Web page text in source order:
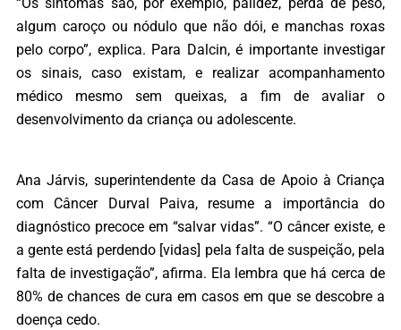
algum caroço ou nódulo que não dói, e manchas roxas
pelo corpo”, explica. Para Dalcin, é importante investigar
os sinais, caso existam, e realizar acompanhamento
médico mesmo sem queixas, a fim de avaliar o
desenvolvimento da criança ou adolescente.
Ana Járvis, superintendente da Casa de Apoio à Criança
com Câncer Durval Paiva, resume a importância do
diagnóstico precoce em “salvar vidas”. “O câncer existe, e
a gente está perdendo [vidas] pela falta de suspeição, pela
falta de investigação”, afirma. Ela lembra que há cerca de
80% de chances de cura em casos em que se descobre a
doença cedo.